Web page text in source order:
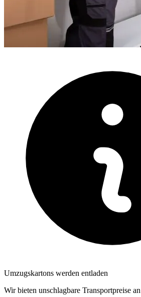
Umzugskartons werden entladen
Wir bieten unschlagbare Transportpreise an